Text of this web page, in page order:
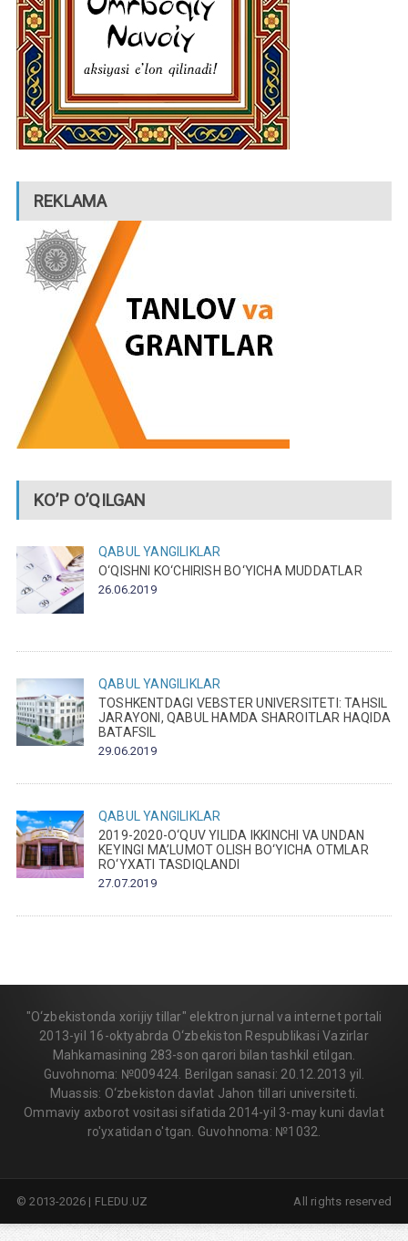
REKLAMA
KO’P O’QILGAN
QABUL
YANGILIKLAR
O‘QISHNI KO‘CHIRISH BO‘YICHA MUDDATLAR
26.06.2019
QABUL
YANGILIKLAR
TOSHKENTDAGI VEBSTER UNIVERSITETI: TAHSIL
JARAYONI, QABUL HAMDA SHAROITLAR HAQIDA
BATAFSIL
29.06.2019
QABUL
YANGILIKLAR
2019-2020-O‘QUV YILIDA IKKINCHI VA UNDAN
KEYINGI MA’LUMOT OLISH BO‘YICHA OTMLAR
RO‘YXATI TASDIQLANDI
27.07.2019
"O‘zbekistonda xorijiy tillar" elektron jurnal va internet portali
2013-yil 16-oktyabrda O‘zbekiston Respublikasi Vazirlar
Mahkamasining 283-son qarori bilan tashkil etilgan.
Guvohnoma: №009424. Berilgan sanasi: 20.12.2013 yil.
Muassis: O‘zbekiston davlat Jahon tillari universiteti.
Ommaviy axborot vositasi sifatida 2014-yil 3-may kuni davlat
ro'yxatidan o'tgan. Guvohnoma: №1032.
All rights reserved
© 2013-2026 | FLEDU.UZ